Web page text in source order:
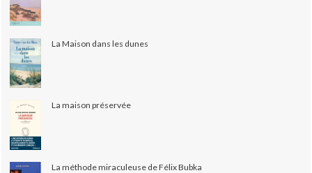
La Maison dans les dunes
La maison préservée
La méthode miraculeuse de Félix Bubka